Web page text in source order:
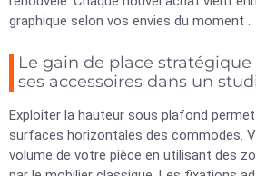
graphique selon vos envies du moment .
Le gain de place
ses accessoires dans un
Exploiter la hauteur sous plafond
surfaces horizontales des commodes.
volume de votre pièce en utilisant des